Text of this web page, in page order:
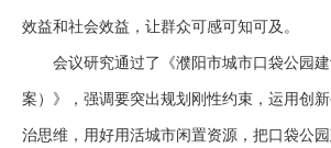
效益和社会效益，让群众可感可知可及。
会议研究通过了《濮阳市城市口袋公园
案）》，强调要突出规划刚性约束，运用创
治思维，用好用活城市闲置资源，把口袋公